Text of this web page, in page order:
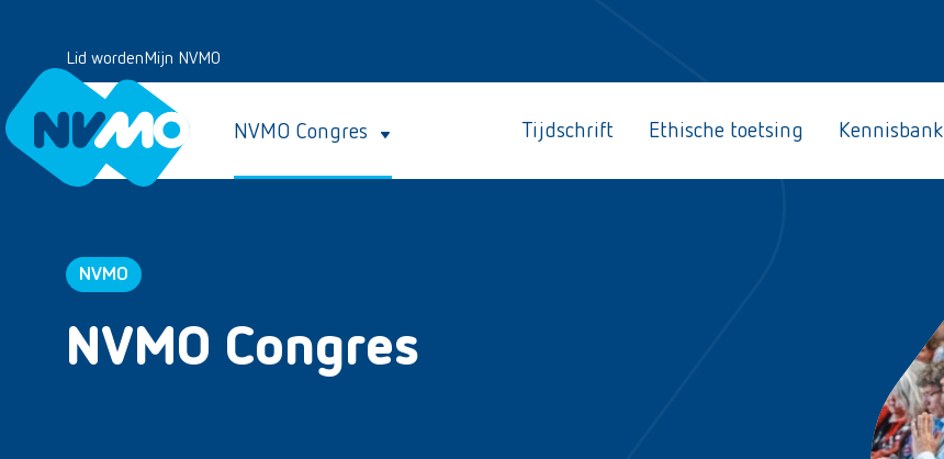
Lid wordenMijn NVMO
NVMO Congres Tijdschrift Ethische toetsing Kennisbank
NVMO
NVMO Congres